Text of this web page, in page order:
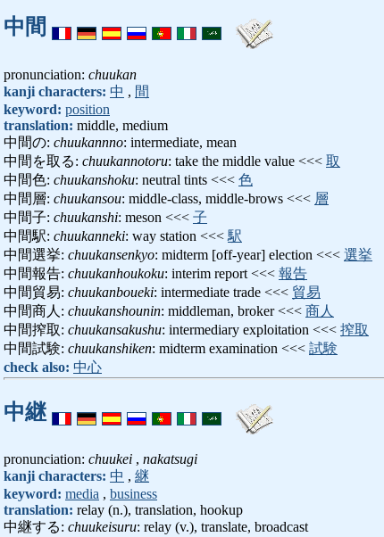
中間
pronunciation: chuukan
kanji characters: 中 , 間
keyword: position
translation: middle, medium
中間の: chuukannno: intermediate, mean
中間を取る: chuukannotoru: take the middle value <<< 取
中間色: chuukanshoku: neutral tints <<< 色
中間層: chuukansou: middle-class, middle-brows <<< 層
中間子: chuukanshi: meson <<< 子
中間駅: chuukanneki: way station <<< 駅
中間選挙: chuukansenkyo: midterm [off-year] election <<< 選挙
中間報告: chuukanhoukoku: interim report <<< 報告
中間貿易: chuukanboueki: intermediate trade <<< 貿易
中間商人: chuukanshounin: middleman, broker <<< 商人
中間搾取: chuukansakushu: intermediary exploitation <<< 搾取
中間試験: chuukanshiken: midterm examination <<< 試験
check also: 中心
中継
pronunciation: chuukei , nakatsugi
kanji characters: 中 , 継
keyword: media , business
translation: relay (n.), translation, hookup
中継する: chuukeisuru: relay (v.), translate, broadcast